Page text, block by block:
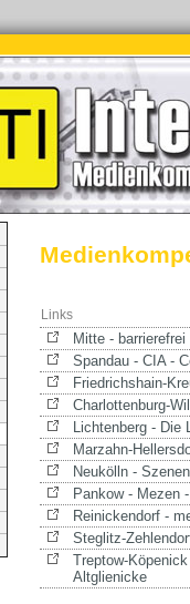
Links
Mitte -
Spandau - CIA -
Friedrichshain-
Charlottenburg-
Lichtenberg - Die
Marzahn-
Neukölln -
Pankow - Mezen
Reinickendorf -
Steglitz-
Treptow-
Altglienicke